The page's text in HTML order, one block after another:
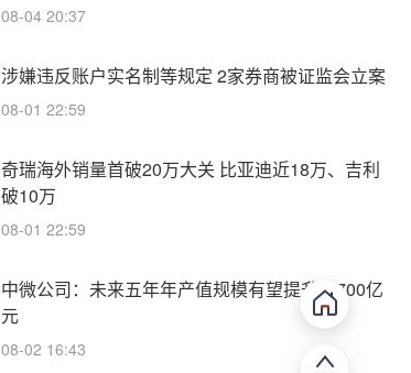
08-04 20:37
涉嫌违反账户实名制等规定 2家券商被证监会立案
08-01 22:59
奇瑞海外销量首破20万大关 比亚迪近18万、吉利
破10万
08-01 22:59
中微公司：未来五年年产值规模有望提升至700亿
元
08-02 16:43